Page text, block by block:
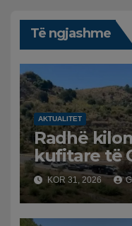
Të ngjashme
AKTUALITET
Radhë
kufitare të
greke
sistem,
bllokuar
KOR 31, 2026